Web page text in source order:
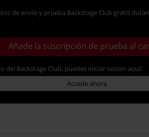
de envío y prueba Backstage Club gratis
Añade la suscripción de prueba al
del Backstage Club, puedes iniciar sesión aquí:
Accede ahora